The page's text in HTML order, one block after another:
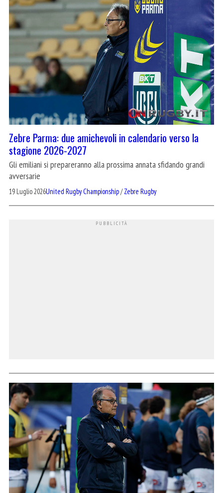
Zebre Parma: due amichevoli in calendario verso la
stagione 2026-2027
Gli emiliani si prepareranno alla prossima annata sfidando grandi
avversarie
19 Luglio 2026United Rugby Championship/Zebre Rugby